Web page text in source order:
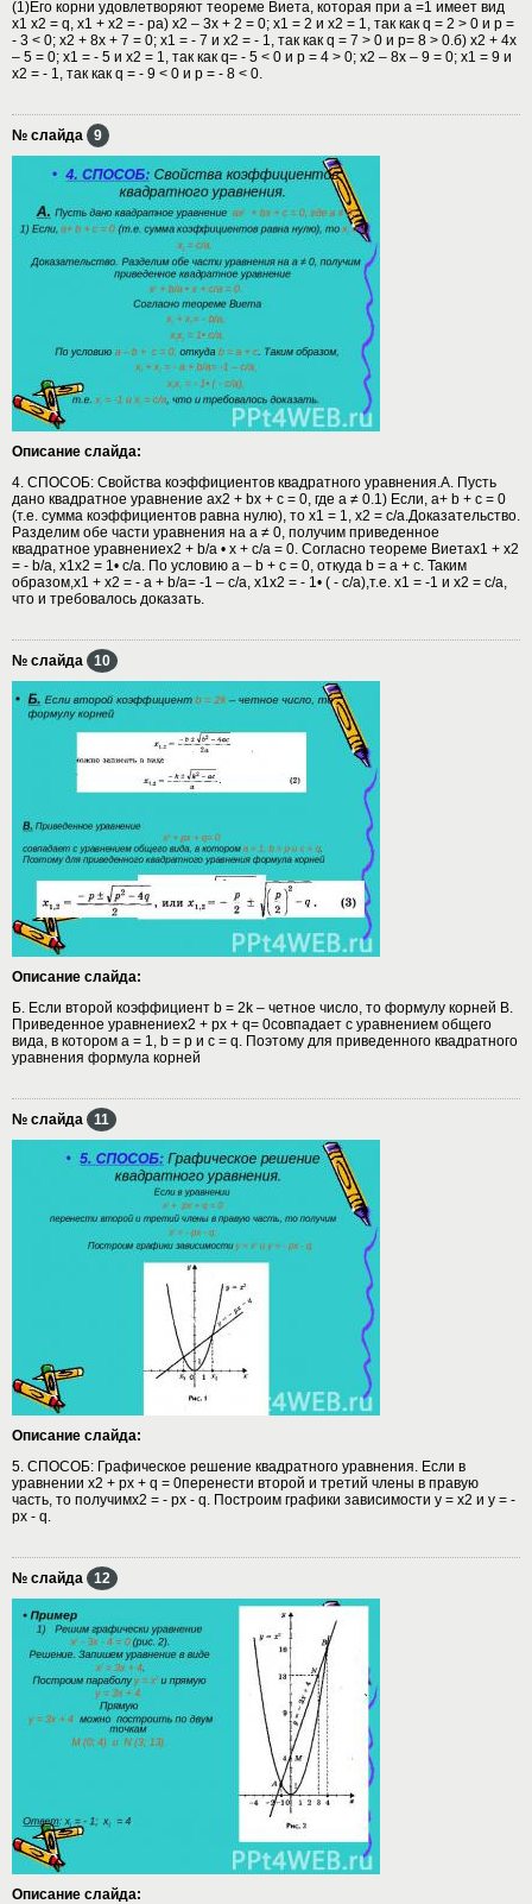
(1)Его корни удовлетворяют теореме Виета, которая при а =1 имеет вид
x1 x2 = q, x1 + x2 = - pа) x2 – 3x + 2 = 0; x1 = 2 и x2 = 1, так как q = 2 > 0 и p =
- 3 < 0; x2 + 8x + 7 = 0; x1 = - 7 и x2 = - 1, так как q = 7 > 0 и p= 8 > 0.б) x2 + 4x
– 5 = 0; x1 = - 5 и x2 = 1, так как q= - 5 < 0 и p = 4 > 0; x2 – 8x – 9 = 0; x1 = 9 и
x2 = - 1, так как q = - 9 < 0 и p = - 8 < 0.
№ слайда 9
Описание слайда:
4. СПОСОБ: Свойства коэффициентов квадратного уравнения.А. Пусть
дано квадратное уравнение ах2 + bх + с = 0, где а ≠ 0.1) Если, а+ b + с = 0
(т.е. сумма коэффициентов равна нулю), то х1 = 1, х2 = с/а.Доказательство.
Разделим обе части уравнения на а ≠ 0, получим приведенное
квадратное уравнениеx2 + b/a • x + c/a = 0. Согласно теореме Виетаx1 + x2
= - b/a, x1x2 = 1• c/a. По условию а – b + с = 0, откуда b = а + с. Таким
образом,x1 + x2 = - а + b/a= -1 – c/a, x1x2 = - 1• ( - c/a),т.е. х1 = -1 и х2 = c/a,
что и требовалось доказать.
№ слайда 10
Описание слайда:
Б. Если второй коэффициент b = 2k – четное число, то формулу корней В.
Приведенное уравнениех2 + рх + q= 0совпадает с уравнением общего
вида, в котором а = 1, b = р и с = q. Поэтому для приведенного квадратного
уравнения формула корней
№ слайда 11
Описание слайда:
5. СПОСОБ: Графическое решение квадратного уравнения. Если в
уравнении х2 + px + q = 0перенести второй и третий члены в правую
часть, то получимх2 = - px - q. Построим графики зависимости у = х2 и у = -
px - q.
№ слайда 12
Описание слайда: